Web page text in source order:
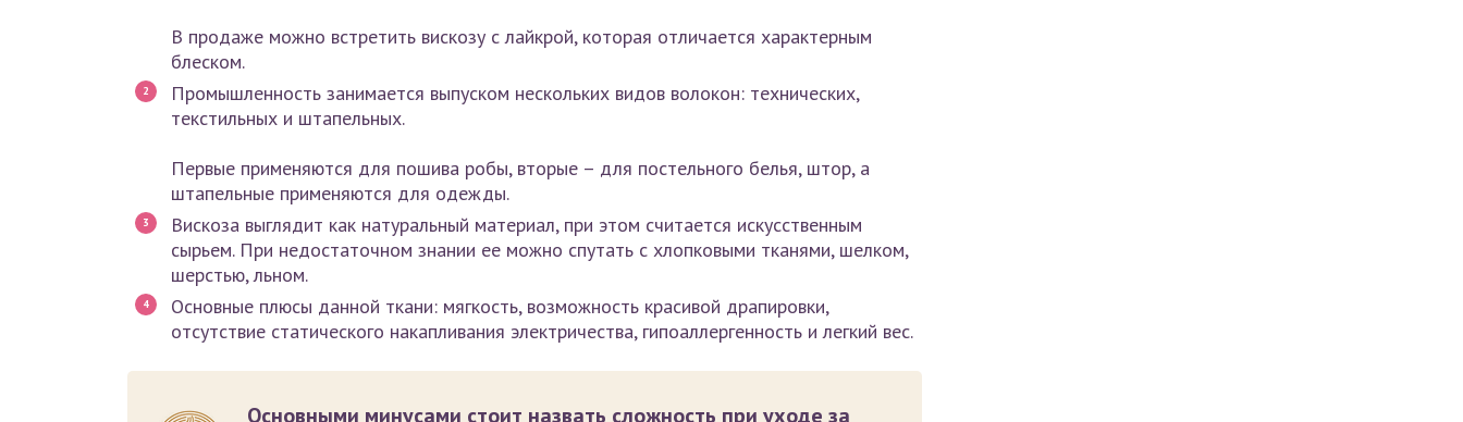
В продаже можно встретить вискозу с лайкрой, которая отличается характерным
блеском.
Промышленность занимается выпуском нескольких видов волокон: технических,
текстильных и штапельных.
Первые применяются для пошива робы, вторые – для постельного белья, штор, а
штапельные применяются для одежды.
Вискоза выглядит как натуральный материал, при этом считается искусственным
сырьем. При недостаточном знании ее можно спутать с хлопковыми тканями, шелком,
шерстью, льном.
Основные плюсы данной ткани: мягкость, возможность красивой драпировки,
отсутствие статического накапливания электричества, гипоаллергенность и легкий вес.
Основными минусами стоит назвать сложность при уходе за